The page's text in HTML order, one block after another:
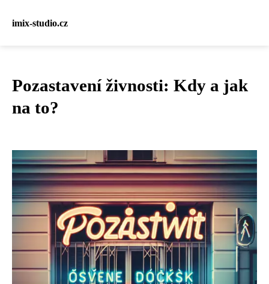
imix-studio.cz
Pozastavení živnosti: Kdy a jak
na to?